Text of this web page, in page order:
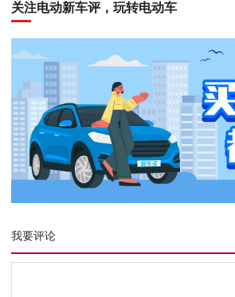
关注电动新车评，玩转电动车
我要评论